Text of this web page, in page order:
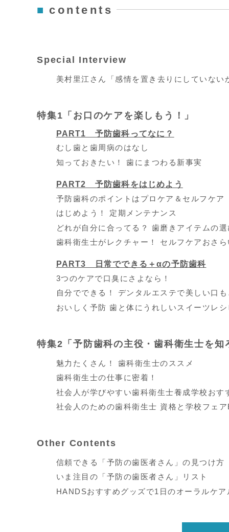
contents
Special Interview
美村里江さん「感情を置き去りにしていな
特集1「お口のケアを楽しもう！」
PART1 予防歯科ってなに？
むし歯と歯周病のはなし
知っておきたい！ 歯にまつわる新事実
PART2 予防歯科をはじめよう
予防歯科のポイントはプロケア＆セルフケア
はじめよう！ 定期メンテナンス
どれが自分に合ってる？ 歯磨きアイテムの
歯科衛生士がレクチャー！ セルフケアおさ
PART3 日常でできる＋αの予防歯科
3つのケアで口臭にさよなら！
自分でできる！ デンタルエステで美しい口
おいしく予防 歯と体にうれしいスイーツレ
特集2「予防歯科の主役・歯科衛生士を知
魅力たくさん！ 歯科衛生士のススメ
歯科衛生士の仕事に密着！
社会人が学びやすい歯科衛生士養成学校おす
社会人のための歯科衛生士 資格と学校フェ
Other Contents
信頼できる「予防の歯医者さん」の見つけ方
いま注目の「予防の歯医者さん」リスト
HANDSおすすめグッズで1日のオーラルケア